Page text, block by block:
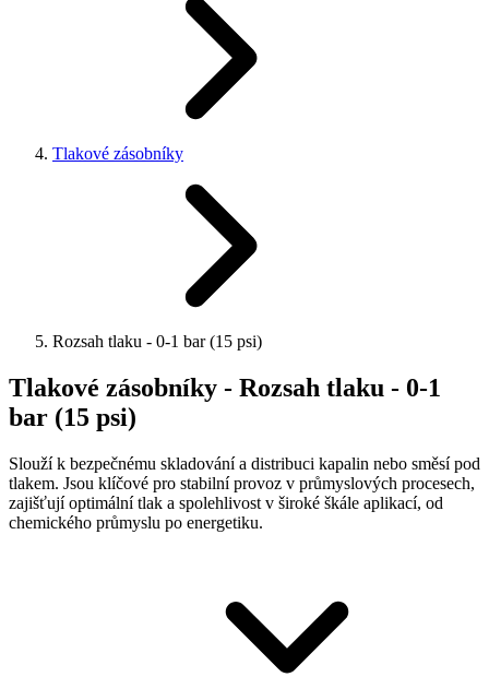
Tlakové zásobníky
Rozsah tlaku - 0-1 bar (15 psi)
Tlakové zásobníky - Rozsah tlaku - 0-1
bar (15 psi)
Slouží k bezpečnému skladování a distribuci kapalin nebo směsí pod
tlakem. Jsou klíčové pro stabilní provoz v průmyslových procesech,
zajišťují optimální tlak a spolehlivost v široké škále aplikací, od
chemického průmyslu po energetiku.